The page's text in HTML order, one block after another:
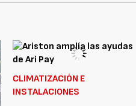
CLIMATIZACIÓN E
INSTALACIONES